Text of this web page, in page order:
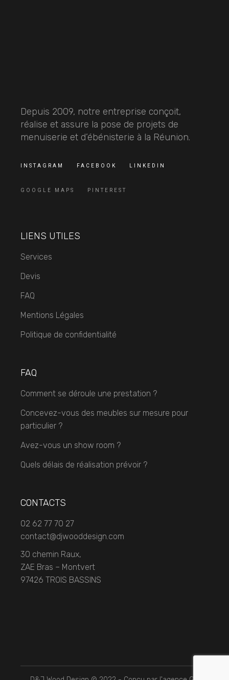
Depuis 2009, notre entreprise conçoit,
réalise et assure la pose de projets de
menuiserie et d’ébénisterie à la Réunion.
INSTAGRAM FACEBOOK LINKEDIN
GOOGLE MAPS PINTEREST
LIENS UTILES
Services
Devis
FAQ
Mentions Légales
Politique de confidentialité
FAQ
Comment se déroule une prestation ?
Concevez-vous des meubles sur mesure pour
particulier ?
Avez-vous un show room ?
Quels délais de réalisation prévoir ?
CONTACTS
02 62 77 70 27
contact@djwooddesign.com
30 chemin Raux,
ZAE Bras – Montvert
97426 TROIS BASSINS